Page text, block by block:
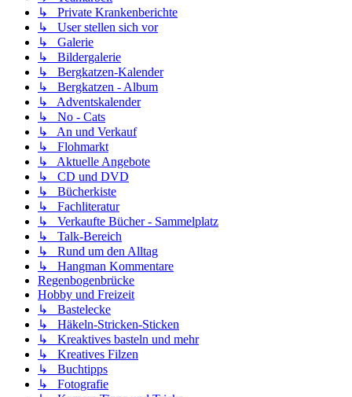
↳ Private Krankenberichte
↳ User stellen sich vor
↳ Galerie
↳ Bildergalerie
↳ Bergkatzen-Kalender
↳ Bergkatzen - Album
↳ Adventskalender
↳ No - Cats
↳ An und Verkauf
↳ Flohmarkt
↳ Aktuelle Angebote
↳ CD und DVD
↳ Bücherkiste
↳ Fachliteratur
↳ Verkaufte Bücher - Sammelplatz
↳ Talk-Bereich
↳ Rund um den Alltag
↳ Hangman Kommentare
Regenbogenbrücke
Hobby und Freizeit
↳ Bastelecke
↳ Häkeln-Stricken-Sticken
↳ Kreaktives basteln und mehr
↳ Kreatives Filzen
↳ Buchtipps
↳ Fotografie